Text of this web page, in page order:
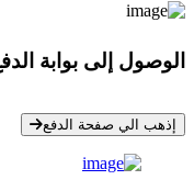
الوصول إلى بوابة
إذهب الي صفحة الدفع